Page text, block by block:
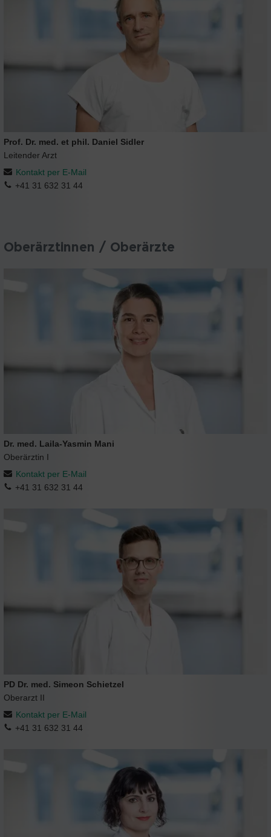
Prof. Dr. med. et phil. Daniel Sidler
Leitender Arzt
Kontakt per E-Mail
+41 31 632 31 44
Oberärztinnen / Oberärzte
Dr. med. Laila-Yasmin Mani
Oberärztin I
Kontakt per E-Mail
+41 31 632 31 44
PD Dr. med. Simeon Schietzel
Oberarzt II
Kontakt per E-Mail
+41 31 632 31 44